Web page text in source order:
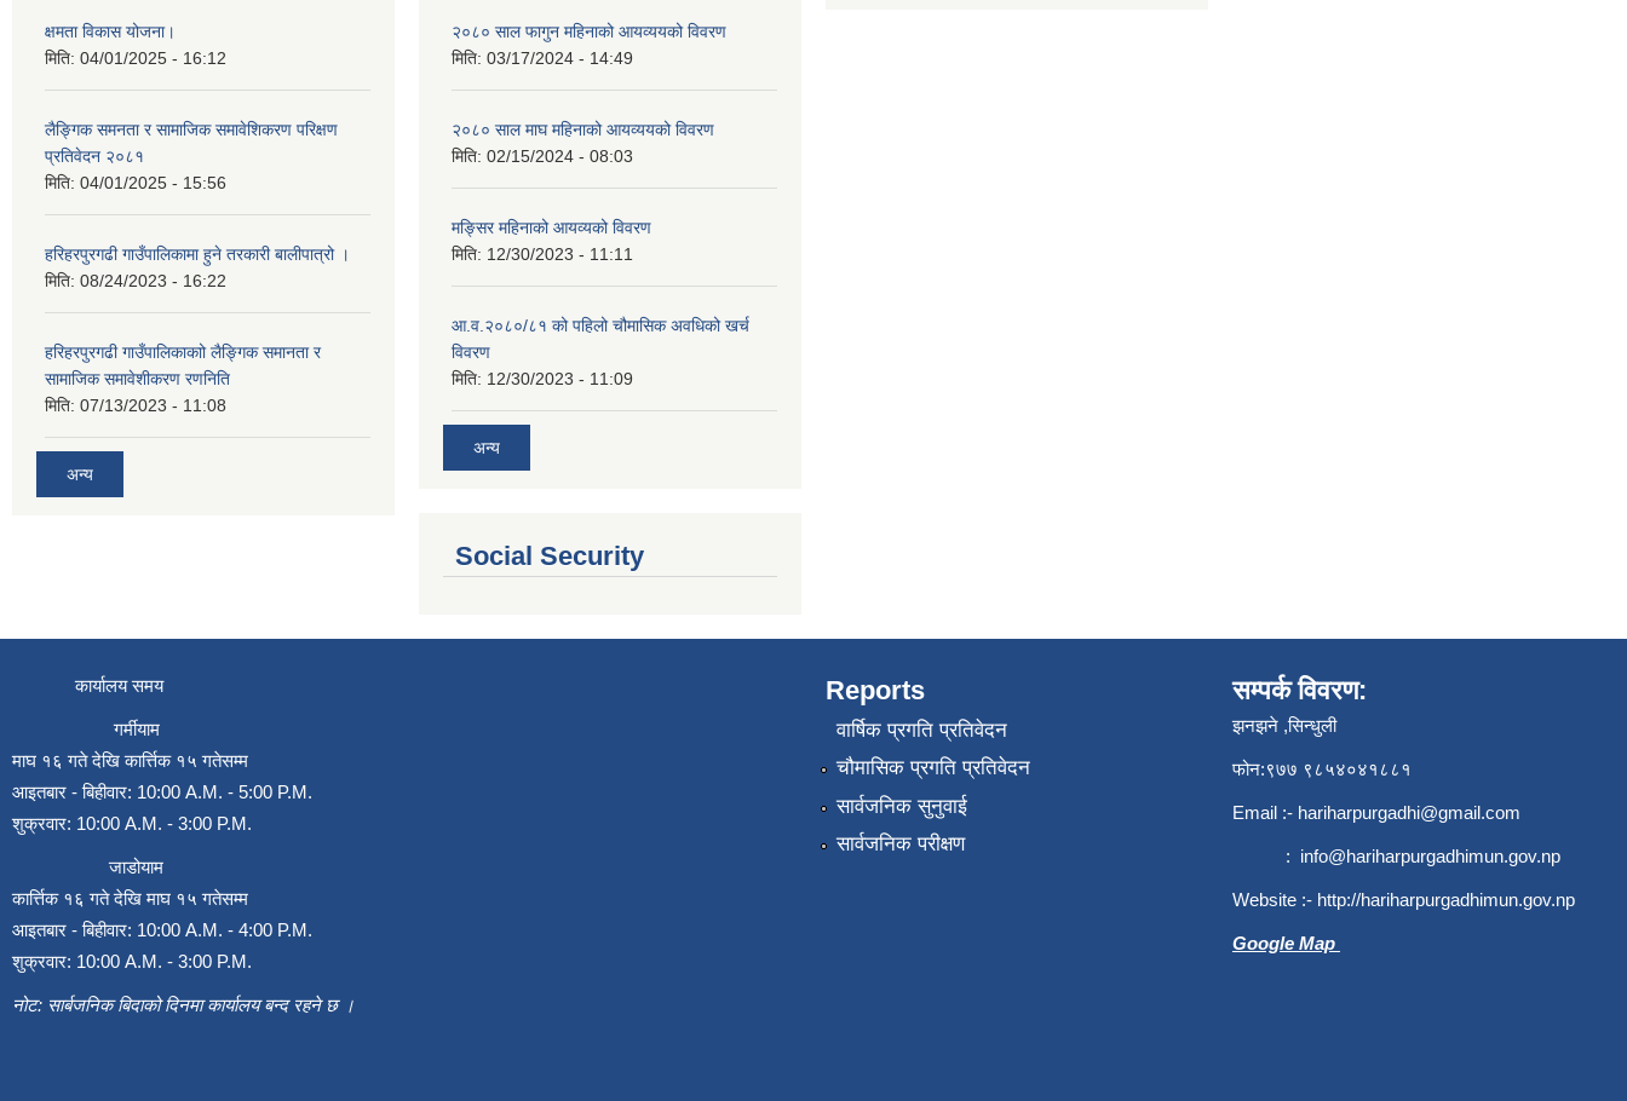
क्षमता विकास योजना।
मिति: 04/01/2025 - 16:12
लैङ्गिक समनता र सामाजिक समावेशिकरण परिक्षण
प्रतिवेदन २०८१
मिति: 04/01/2025 - 15:56
हरिहरपुरगढी गाउँपालिकामा हुने तरकारी बालीपात्रो ।
मिति: 08/24/2023 - 16:22
हरिहरपुरगढी गाउँपालिकाकाो लैङ्गिक समानता र
सामाजिक समावेशीकरण रणनिति
मिति: 07/13/2023 - 11:08
अन्य
२०८० साल फागुन महिनाको आयव्ययको विवरण
मिति: 03/17/2024 - 14:49
२०८० साल माघ महिनाको आयव्ययको विवरण
मिति: 02/15/2024 - 08:03
मङ्सिर महिनाको आयव्यको विवरण
मिति: 12/30/2023 - 11:11
आ.व.२०८०/८१ को पहिलो चौमासिक अवधिको खर्च
विवरण
मिति: 12/30/2023 - 11:09
अन्य
Social Security
कार्यालय समय
गर्मीयाम
माघ १६ गते देखि कार्त्तिक १५ गतेसम्म
आइतबार - बिहीवार: 10:00 A.M. - 5:00 P.M.
शुक्रवार: 10:00 A.M. - 3:00 P.M.
जाडोयाम
कार्त्तिक १६ गते देखि माघ १५ गतेसम्म
आइतबार - बिहीवार: 10:00 A.M. - 4:00 P.M.
शुक्रवार: 10:00 A.M. - 3:00 P.M.
नोट: सार्बजनिक बिदाको दिनमा कार्यालय बन्द रहने छ ।
Reports
वार्षिक प्रगति प्रतिवेदन
चौमासिक प्रगति प्रतिवेदन
सार्वजनिक सुनुवाई
सार्वजनिक परीक्षण
सम्पर्क विवरण:
झनझने ,सिन्धुली
फोन:९७७ ९८५४०४१८८१
Email :- hariharpurgadhi@gmail.com
: info@hariharpurgadhimun.gov.np
Website :- http://hariharpurgadhimun.gov.np
Google Map